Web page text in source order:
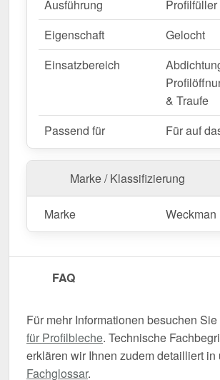
Ausführung
Profilfüller
Eigenschaft
Gelocht
Einsatzbereich
& Traufe
Passend für
Für auf
Marke / Klassifizierung
Marke Weckman
FAQ
Für mehr Informationen besuchen
für Profilbleche. Technische
erklären wir Ihnen zudem detailliert in
Fachglossar.